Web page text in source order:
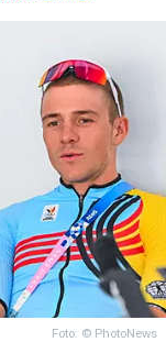
Foto: © PhotoNews